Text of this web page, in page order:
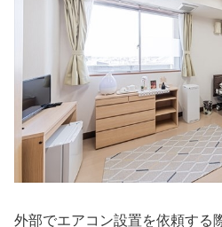
外部でエアコン設置を依頼する